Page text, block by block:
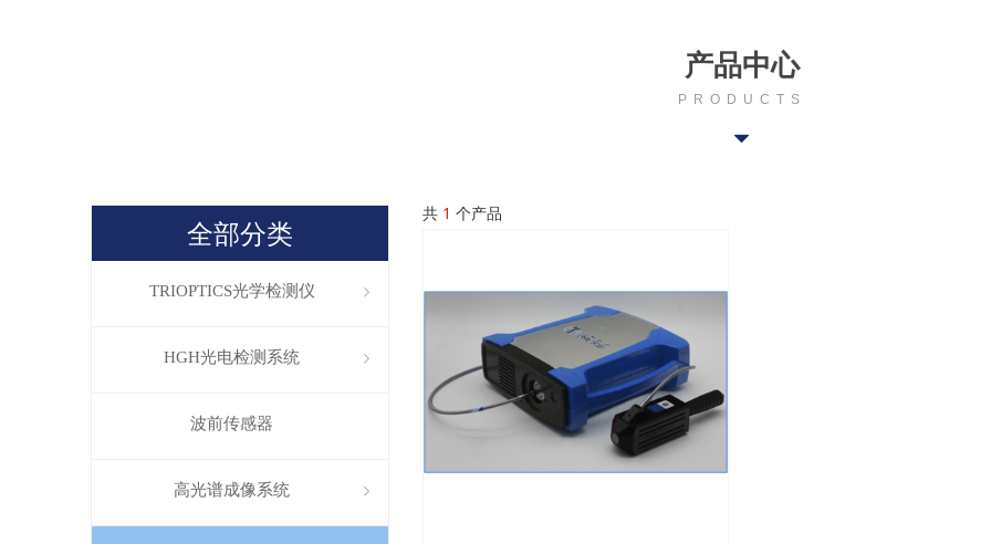
全部分类
ꁇ
TRIOPTICS光学检测仪
ꁇ
HGH光电检测系统
波前传感器
ꁇ
高光谱成像系统
产品中心
뀓
PRODUCTS
共 1 个产品